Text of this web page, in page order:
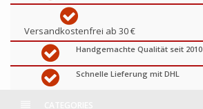
Versandkostenfrei ab 30 €
Handgemachte Qualität seit 2010
Schnelle Lieferung mit DHL